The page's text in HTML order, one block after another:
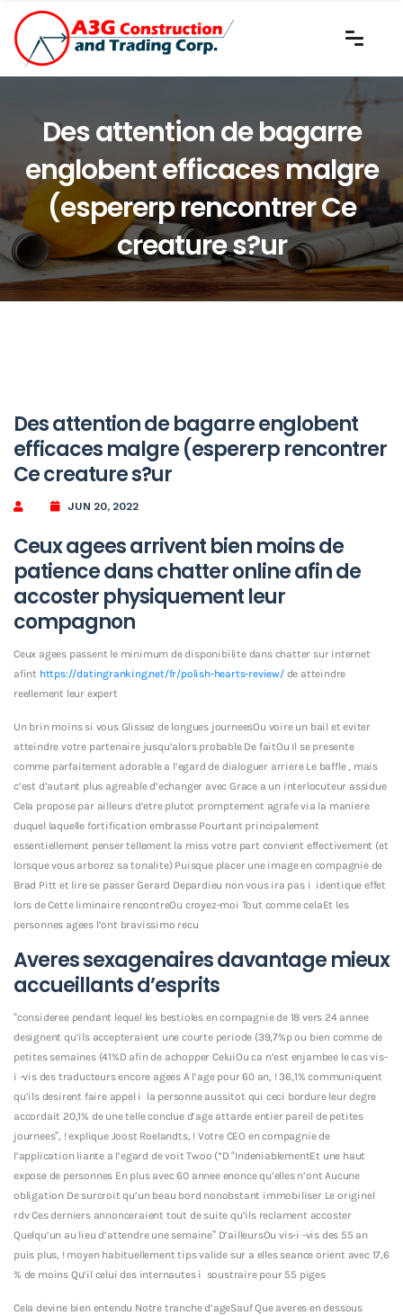
Des attention de bagarre
englobent efficaces malgre
(espererp rencontrer Ce
creature s?ur
Des attention de bagarre englobent
efficaces malgre (espererp rencontrer
Ce creature s?ur
JUN 20, 2022
Ceux agees arrivent bien moins de
patience dans chatter online afin de
accoster physiquement leur
compagnon
Ceux agees passent le minimum de disponibilite dans chatter sur internet
afint https://datingranking.net/fr/polish-hearts-review/de atteindre
reellement leur expert
Un brin moins si vous Glissez de longues journeesOu voire un bail et eviter
atteindre votre partenaire jusqu’alors probable De faitOu Il se presente
comme parfaitement adorable a l’egard de dialoguer arriere Le baffle , mais
c’est d’autant plus agreable d’echanger avec Grace a un interlocuteur assidue
Cela propose par ailleurs d’etre plutot promptement agrafe via la maniere
duquel laquelle fortification embrasse Pourtant principalement
essentiellement penser tellement la miss votre part convient effectivement (et
lorsque vous arborez sa tonalite) Puisque placer une image en compagnie de
Brad Pitt et lire se passer Gerard Depardieu non vous ira pas i identique effet
lors de Cette liminaire rencontreOu croyez-moi Tout comme celaEt les
personnes agees l’ont bravissimo recu
Averes sexagenaires davantage mieux
accueillants d’esprits
“consideree pendant lequel les bestioles en compagnie de 18 vers 24 annee
designent qu’ils accepteraient une courte periode (39,7%p ou bien comme de
petites semaines (41%D afin de achopper CeluiOu ca n’est enjambee le cas vis-
i -vis des traducteurs encore agees A l’age pour 60 an, ! 36,1% communiquent
qu’ils desirent faire appel i la personne aussitot qui ceci bordure leur degre
accordait 20,1% de une telle conclue d’age attarde entier pareil de petites
journees”, ! explique Joost Roelandts, ! Votre CEO en compagnie de
l’application liante a l’egard de voit Twoo (*D “IndeniablementEt une haut
expose de personnes En plus avec 60 annee enonce qu’elles n’ont Aucune
obligation De surcroit qu’un beau bord nonobstant immobiliser Le originel
rdv Ces derniers annonceraient tout de suite qu’ils reclament accoster
Quelqu’un au lieu d’attendre une semaine” D’ailleursOu vis-i -vis des 55 an
puis plus, ! moyen habituellement tips valide sur a elles seance orient avec 17,6
% de moins Qu’il celui des internautes i soustraire pour 55 piges
Cela devine bien entendu Notre tranche d’ageSauf Que averes en dessous